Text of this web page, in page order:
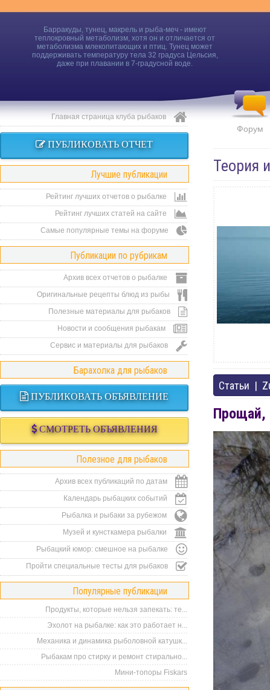
Барракуды, тунец, макрель и рыба-меч - имеют
теплокровный метаболизм, хотя он и отличается от
метаболизма млекопитающих и птиц. Тунец может
поддерживать температуру тела 32 градуса Цельсия,
даже при плавании в 7-градусной воде.
Форум
Главная страница клуба рыбаков
ПУБЛИКОВАТЬ ОТЧЕТ
Лучшие публикации
Рейтинг лучших отчетов о рыбалке
Рейтинг лучших статей на сайте
Самые популярные темы на форуме
Публикации по рубрикам
Архив всех отчетов о рыбалке
Оригинальные рецепты блюд из рыбы
Полезные материалы для рыбаков
Новости и сообщения рыбакам
Сервис и материалы для рыбаков
Барахолка для рыбаков
ПУБЛИКОВАТЬ ОБЪЯВЛЕНИЕ
СМОТРЕТЬ ОБЪЯВЛЕНИЯ
Полезное для рыбаков
Архив всех публикаций по датам
Календарь рыбацких событий
Рыбалка и рыбаки за рубежом
Музей и кунсткамера рыбалки
Рыбацкий юмор: смешное на рыбалке
Пройти специальные тесты для рыбаков
Популярные публикации
Продукты, которые нельзя запекать: те...
Эхолот на рыбалке: как это работает н...
Механика и динамика рыболовной катушк...
Рыбакам про стирку и ремонт стирально...
Мини-топоры Fiskars
Теория
Статьи |
Прощай,